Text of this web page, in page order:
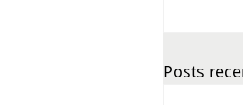
Posts